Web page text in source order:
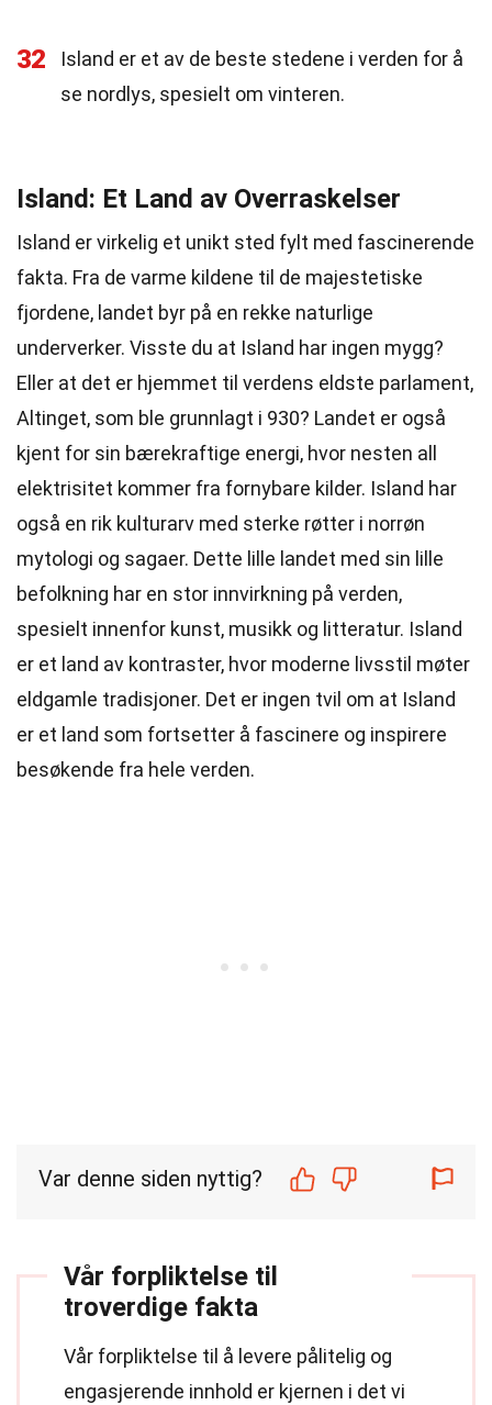
32
Island er et av de beste stedene i verden for å
se nordlys, spesielt om vinteren.
Island: Et Land av Overraskelser
Island er virkelig et unikt sted fylt med fascinerende
fakta. Fra de varme kildene til de majestetiske
fjordene, landet byr på en rekke naturlige
underverker. Visste du at Island har ingen mygg?
Eller at det er hjemmet til verdens eldste parlament,
Altinget, som ble grunnlagt i 930? Landet er også
kjent for sin bærekraftige energi, hvor nesten all
elektrisitet kommer fra fornybare kilder. Island har
også en rik kulturarv med sterke røtter i norrøn
mytologi og sagaer. Dette lille landet med sin lille
befolkning har en stor innvirkning på verden,
spesielt innenfor kunst, musikk og litteratur. Island
er et land av kontraster, hvor moderne livsstil møter
eldgamle tradisjoner. Det er ingen tvil om at Island
er et land som fortsetter å fascinere og inspirere
besøkende fra hele verden.
Var denne siden nyttig?
Vår forpliktelse til
troverdige fakta
Vår forpliktelse til å levere pålitelig og
engasjerende innhold er kjernen i det vi